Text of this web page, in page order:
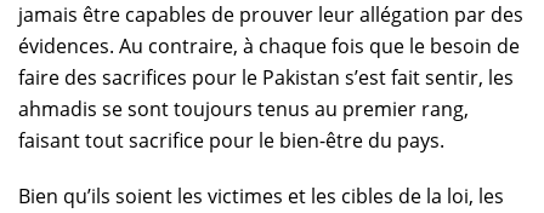
jamais être capables de prouver leur allégation par des
évidences. Au contraire, à chaque fois que le besoin de
faire des sacrifices pour le Pakistan s’est fait sentir, les
ahmadis se sont toujours tenus au premier rang,
faisant tout sacrifice pour le bien-être du pays.
Bien qu’ils soient les victimes et les cibles de la loi, les